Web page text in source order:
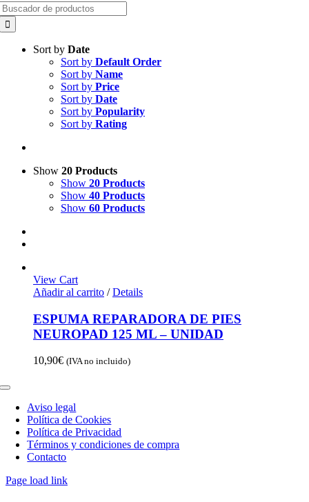
Sort by Date
Sort by Default Order
Sort by Name
Sort by Price
Sort by Date
Sort by Popularity
Sort by Rating
Show 20 Products
Show 20 Products
Show 40 Products
Show 60 Products
View Cart
Añadir al carrito / Details
ESPUMA REPARADORA DE PIES
NEUROPAD 125 ML – UNIDAD
10,90€ (IVA no incluido)
Toggle
NavigationAviso legal
Política de Cookies
Política de Privacidad
Términos y condiciones de compra
Contacto
Page load link